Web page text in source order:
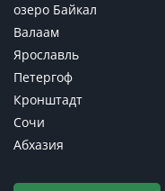
озеро Байкал
Валаам
Ярославль
Петергоф
Кронштадт
Сочи
Абхазия